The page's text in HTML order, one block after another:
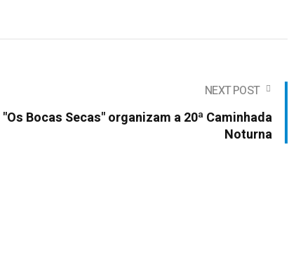
NEXT POST
"Os Bocas Secas" organizam a 20ª Caminhada
Noturna